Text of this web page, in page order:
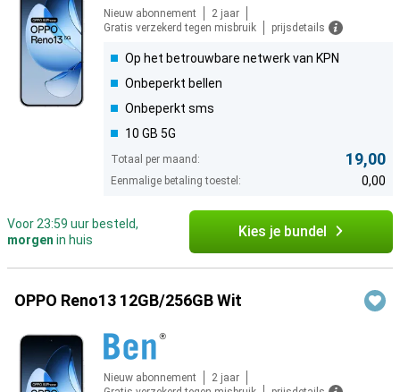
Nieuw abonnement
2 jaar
Gratis verzekerd tegen misbruik
prijsdetails
Op het betrouwbare netwerk van KPN
Onbeperkt bellen
Onbeperkt sms
10 GB 5G
Totaal per maand: 19,00
Eenmalige betaling toestel: 0,00
Voor 23:59 uur besteld,
morgen in huis Kies je bundel
OPPO Reno13 12GB/256GB Wit
Nieuw abonnement
2 jaar